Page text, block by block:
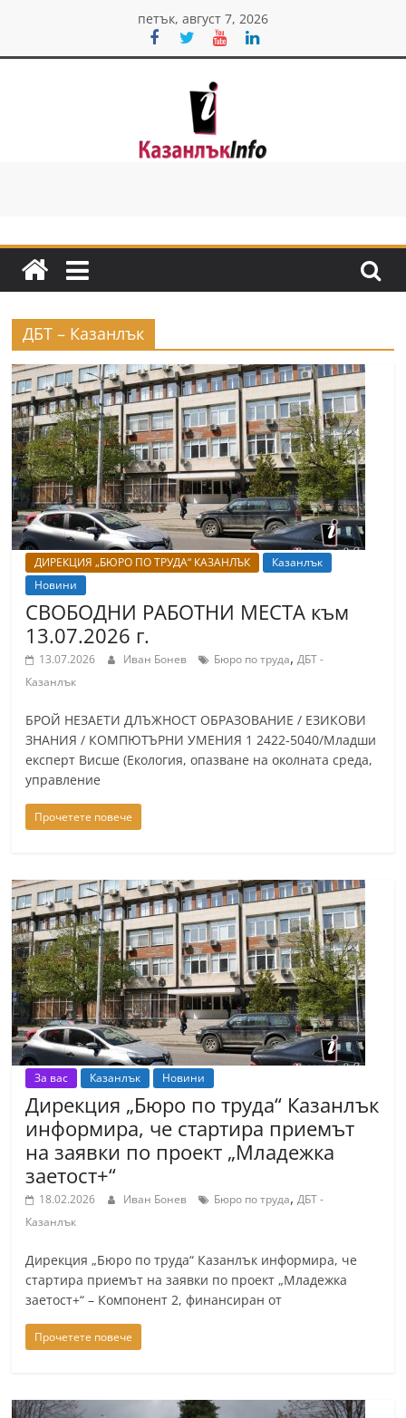
content
петък, август 7, 2026
Казанлък
Н
в
и
н
и
о
т
К
а
з
а
н
л
ъ
к
и
л
а
т
С
а
р
а
З
а
г
о
р
а
–
k
a
a
l
a
k
.
ДБТ – Казанлък
ДИРЕКЦИЯ „БЮРО ПО ТРУДА“ КАЗАНЛЪК
Казанлък
Новини
СВОБОДНИ РАБОТНИ МЕСТА към
13.07.2026 г.
13.07.2026 Иван Бонев Бюро по труда,ДБТ -
Казанлък
БРОЙ НЕЗАЕТИ ДЛЪЖНОСТ ОБРАЗОВАНИЕ / ЕЗИКОВИ
ЗНАНИЯ / КОМПЮТЪРНИ УМЕНИЯ 1 2422-5040/Младши
експерт Висше (Екология, опазване на околната среда,
управление
Прочетете повече
За вас Казанлък Новини
Дирекция „Бюро по труда“ Казанлък
информира, че стартира приемът
на заявки по проект „Младежка
заетост+“
18.02.2026 Иван Бонев Бюро по труда,ДБТ -
Казанлък
Дирекция „Бюро по труда“ Казанлък информира, че
стартира приемът на заявки по проект „Младежка
заетост+“ – Компонент 2, финансиран от
Прочетете повече